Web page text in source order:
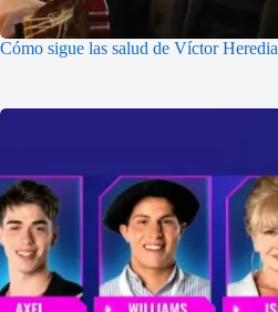
Cómo sigue las salud de Víctor Heredia